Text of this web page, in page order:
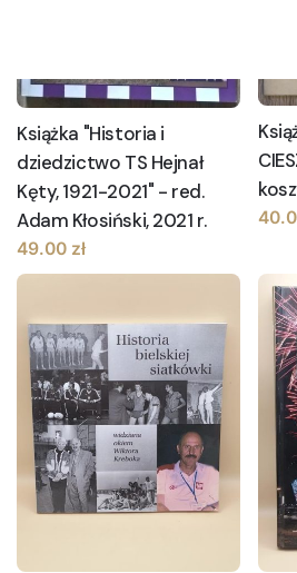
Książka "Historia i
dziedzictwo TS Hejnał
Kęty, 1921-2021" - red.
Adam Kłosiński, 2021 r.
49.00 zł